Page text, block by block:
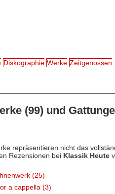
Diskographie Werke Zeitgenossen
(99) und
repräsentieren nicht das
Rezensionen bei Klassik Heute
(25)
a cappella (3)